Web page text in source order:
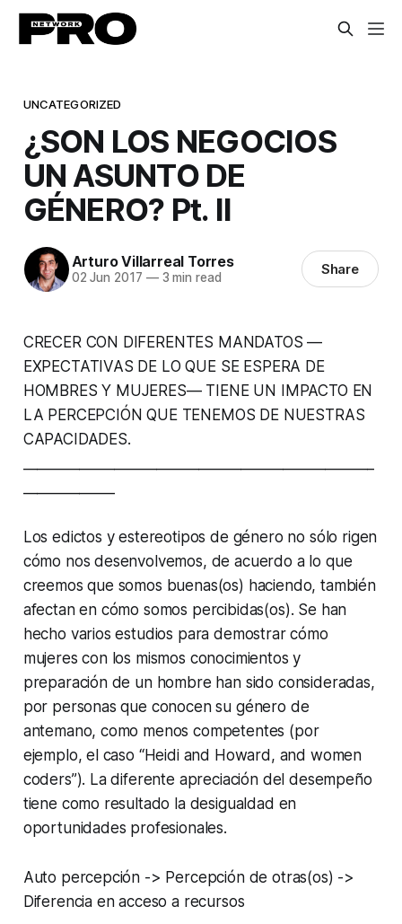
UNCATEGORIZED
¿SON LOS NEGOCIOS
UN ASUNTO DE
GÉNERO? Pt. II
Arturo Villarreal Torres
02 Jun 2017 —3 min read Share
CRECER CON DIFERENTES MANDATOS —
EXPECTATIVAS DE LO QUE SE ESPERA DE
HOMBRES Y MUJERES— TIENE UN IMPACTO EN
LA PERCEPCIÓN QUE TENEMOS DE NUESTRAS
CAPACIDADES.
Los edictos y estereotipos de género no sólo rigen
cómo nos desenvolvemos, de acuerdo a lo que
creemos que somos buenas(os) haciendo, también
afectan en cómo somos percibidas(os). Se han
hecho varios estudios para demostrar cómo
mujeres con los mismos conocimientos y
preparación de un hombre han sido consideradas,
por personas que conocen su género de
antemano, como menos competentes (por
ejemplo, el caso “Heidi and Howard, and women
coders”). La diferente apreciación del desempeño
tiene como resultado la desigualdad en
oportunidades profesionales.
Auto percepción -> Percepción de otras(os) ->
Diferencia en acceso a recursos